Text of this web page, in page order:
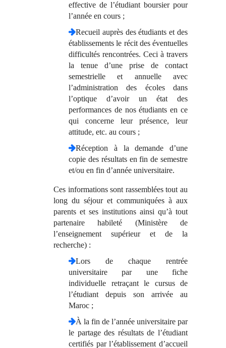
effective de l’étudiant boursier pour
l’année en cours ;
Recueil auprès des étudiants et des
établissements le récit des éventuelles
difficultés rencontrées. Ceci à travers
la tenue d’une prise de contact
semestrielle et annuelle avec
l’administration des écoles dans
l’optique d’avoir un état des
performances de nos étudiants en ce
qui concerne leur présence, leur
attitude, etc. au cours ;
Réception à la demande d’une
copie des résultats en fin de semestre
et/ou en fin d’année universitaire.
Ces informations sont rassemblées tout au
long du séjour et communiquées à aux
parents et ses institutions ainsi qu’à tout
partenaire habileté (Ministère de
l’enseignement supérieur et de la
recherche) :
Lors de chaque rentrée
universitaire par une fiche
individuelle retraçant le cursus de
l’étudiant depuis son arrivée au
Maroc ;
À la fin de l’année universitaire par
le partage des résultats de l’étudiant
certifiés par l’établissement d’accueil